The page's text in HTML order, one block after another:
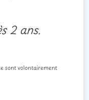
2 ans.
sont volontairement